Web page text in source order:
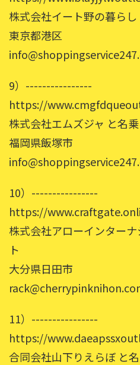
株式会社イート野の暮ら
東京都港区
9）----------------
https://
株式会社エムズジャ と名
福岡県飯塚市
10）----------------
https://
株式会社アローインター
ト
大分県日田市
11）----------------
https://
合同会社山下りえらぼ と